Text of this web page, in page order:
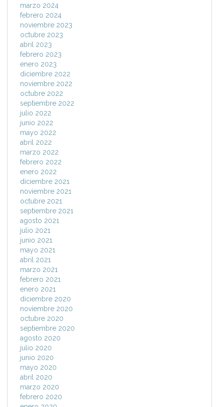
marzo 2024
febrero 2024
noviembre 2023
octubre 2023
abril 2023
febrero 2023
enero 2023
diciembre 2022
noviembre 2022
octubre 2022
septiembre 2022
julio 2022
junio 2022
mayo 2022
abril 2022
marzo 2022
febrero 2022
enero 2022
diciembre 2021
noviembre 2021
octubre 2021
septiembre 2021
agosto 2021
julio 2021
junio 2021
mayo 2021
abril 2021
marzo 2021
febrero 2021
enero 2021
diciembre 2020
noviembre 2020
octubre 2020
septiembre 2020
agosto 2020
julio 2020
junio 2020
mayo 2020
abril 2020
marzo 2020
febrero 2020